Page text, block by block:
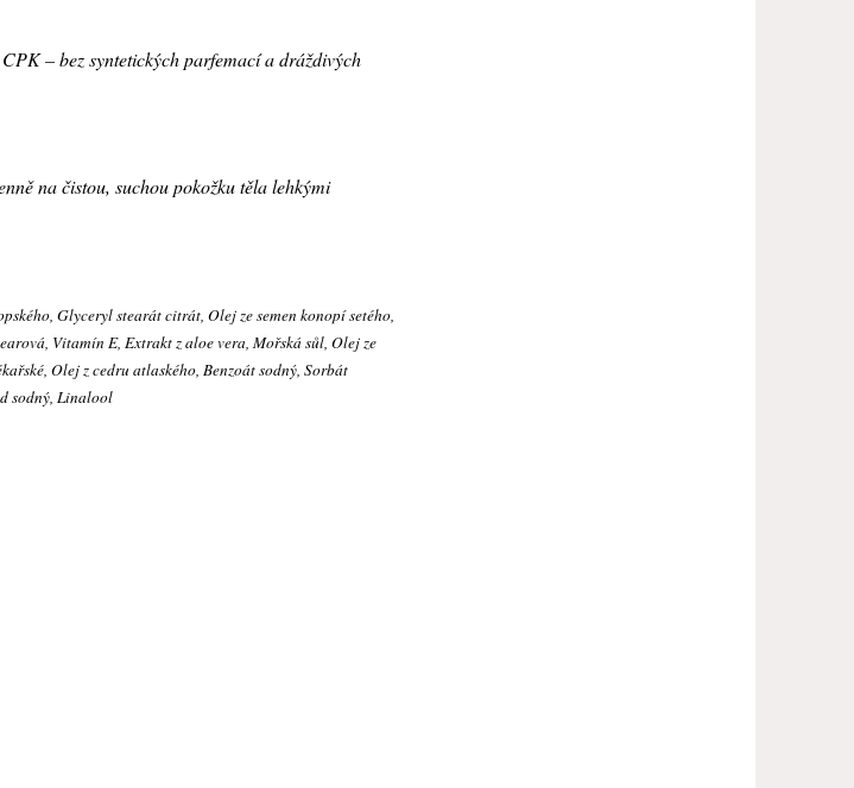
– bez syntetických parfemací a dráždivých
na čistou, suchou pokožku těla lehkými
Glyceryl stearát citrát, Olej ze semen konopí setého,
Vitamín E, Extrakt z aloe vera, Mořská sůl, Olej ze
Olej z cedru atlaského, Benzoát sodný, Sorbát
sodný, Linalool